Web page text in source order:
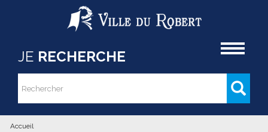
Aller au contenu principal
JE RECHERCHE
Formulaire de recherche
Rechercher
Accueil